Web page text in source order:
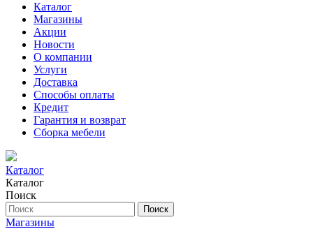
Каталог
Магазины
Акции
Новости
О компании
Услуги
Доставка
Способы оплаты
Кредит
Гарантия и возврат
Сборка мебели
Каталог
Каталог
Поиск
Поиск
Магазины